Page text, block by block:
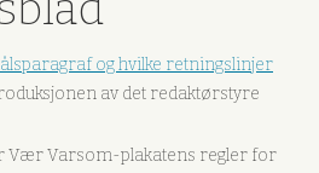
og hvilke retningslinjer
av det redaktørstyre
Vær Varsom-plakatens regler for